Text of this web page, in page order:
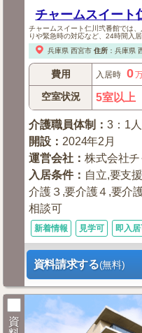
チャームスイート
チャームスイート仁川弐番館では
りや緊急時の対応など、24時間入
兵庫県 西宮市 住所： 兵庫県
費用 入居時 0
空室状況 5室以上
介護職員体制 ：3：1
開設 ： 2024年2月
運営会社 ：株式会社
入居条件： 自立,要支
介護３,要介護４,要介
相談可
新着情報 見学可 即入居
資料請求する(無料)
資